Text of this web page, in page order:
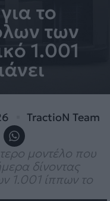
το
των
1.001
TractioN Team
μοντέλο που
δίνοντας
1.001 ίππων το